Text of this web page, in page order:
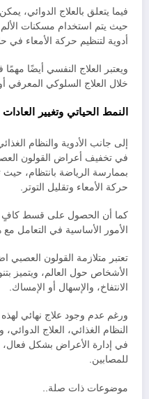
فيما يتعلق بالعلاج الدوائي،
حيث يتم استخدام مسكنات الألم
أدوية لتنظيم حركة الأمعاء في
ويعتبر العلاج النفسي أيضًا
خلال العلاج السلوكي المعرفي
النمط الحياتي وتغيير العادات
إلى جانب الأدوية والنظام
في تخفيف أعراض القولون
بممارسة الرياضة بانتظام،
حركة الأمعاء وتقليل التوتر.
كما أن الحصول على قسط كافٍ
الأمور الأساسية في التعامل مع
تعتبر متلازمة القولون العصبي
الأشخاص حول العالم، ويتميز
الانتفاخ، والإسهال أو الإمساك.
ورغم عدم وجود علاج نهائي لهذه
النظام الغذائي، العلاج
في إدارة الأعراض بشكل فعال،
للمصابين.
موضوعات ذات صلة..